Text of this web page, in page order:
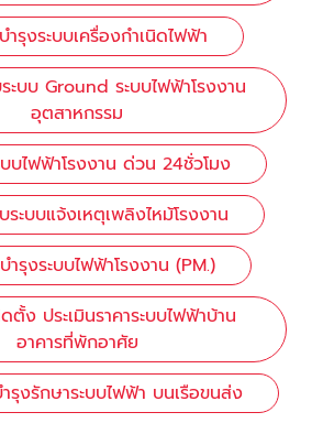
รุงระบบเครื่องกำเนิดไฟฟ้า
ะบบ Ground ระบบไฟฟ้าโรงงาน
อุตสาหกรรม
บไฟฟ้าโรงงาน ด่วน 24ชั่วโมง
ะบบแจ้งเหตุเพลิงไหม้โรงงาน
รุงระบบไฟฟ้าโรงงาน (PM.)
ง ประเมินราคาระบบไฟฟ้าบ้าน
อาคารที่พักอาศัย
รุงรักษาระบบไฟฟ้า บนเรือขนส่ง